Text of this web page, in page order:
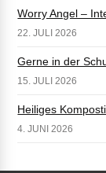
Worry Angel –
22. JULI 2026
Gerne in der
15. JULI 2026
Heiliges
4. JUNI 2026